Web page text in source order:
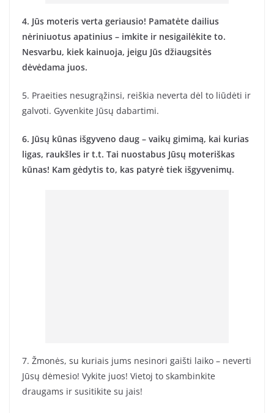
4. Jūs moteris verta geriausio! Pamatėte dailius
nėriniuotus apatinius – imkite ir nesigailėkite to.
Nesvarbu, kiek kainuoja, jeigu Jūs džiaugsitės
dėvėdama juos.
5. Praeities nesugrąžinsi, reiškia neverta dėl to liūdėti ir
galvoti. Gyvenkite Jūsų dabartimi.
6. Jūsų kūnas išgyveno daug – vaikų gimimą, kai kurias
ligas, raukšles ir t.t. Tai nuostabus Jūsų moteriškas
kūnas! Kam gėdytis to, kas patyrė tiek išgyvenimų.
7. Žmonės, su kuriais jums nesinori gaišti laiko – neverti
Jūsų dėmesio! Vykite juos! Vietoj to skambinkite
draugams ir susitikite su jais!